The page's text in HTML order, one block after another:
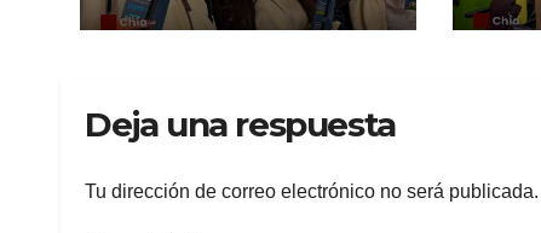
Deja una respuesta
Tu dirección de correo electrónico no será publicada.